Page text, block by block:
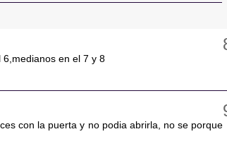
en el 7 y 8
con la puerta y no podia abrirla, no se porque